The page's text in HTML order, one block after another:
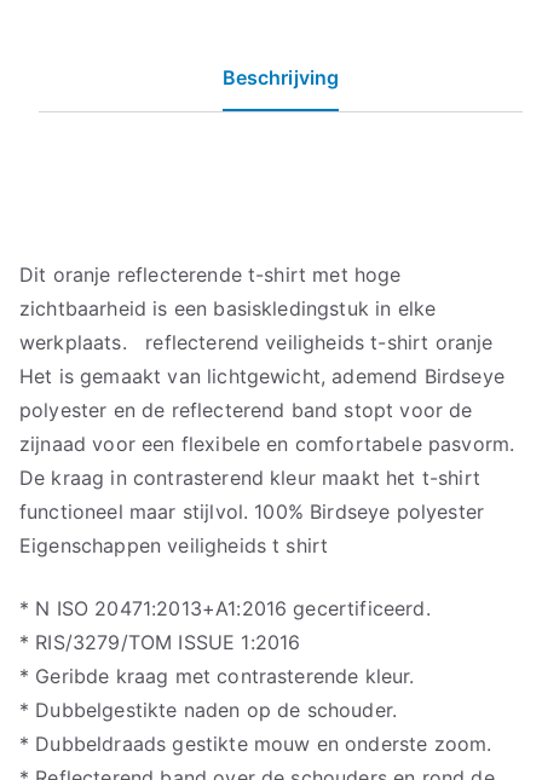
Beschrijving
Dit oranje reflecterende t-shirt met hoge
zichtbaarheid is een basiskledingstuk in elke
werkplaats. reflecterend veiligheids t-shirt oranje
Het is gemaakt van lichtgewicht, ademend Birdseye
polyester en de reflecterend band stopt voor de
zijnaad voor een flexibele en comfortabele pasvorm.
De kraag in contrasterend kleur maakt het t-shirt
functioneel maar stijlvol. 100% Birdseye polyester
Eigenschappen veiligheids t shirt
* N ISO 20471:2013+A1:2016 gecertificeerd.
* RIS/3279/TOM ISSUE 1:2016
* Geribde kraag met contrasterende kleur.
* Dubbelgestikte naden op de schouder.
* Dubbeldraads gestikte mouw en onderste zoom.